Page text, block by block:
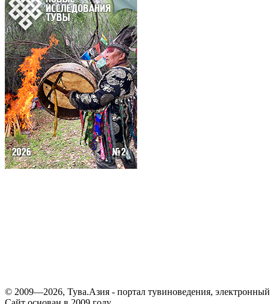
© 2009—2026, Тува.Азия - портал тувиноведения,